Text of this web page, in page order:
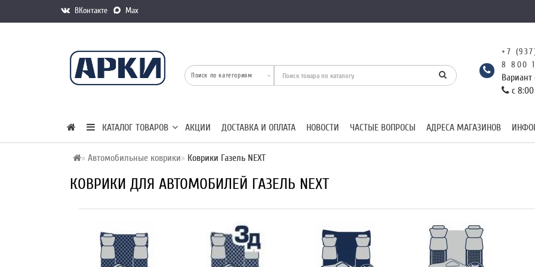
ВКонтакте Max
+7
8 800
Вариант
с
КАТАЛОГ ТОВАРОВ АКЦИИ ДОСТАВКА И ОПЛАТА НОВОСТИ ЧАСТЫЕ ВОПРОСЫ АДРЕСА МАГАЗИНОВ
Автомобильные коврики Коврики Газель NEXT
КОВРИКИ ДЛЯ АВТОМОБИЛЕЙ ГАЗЕЛЬ NEXT